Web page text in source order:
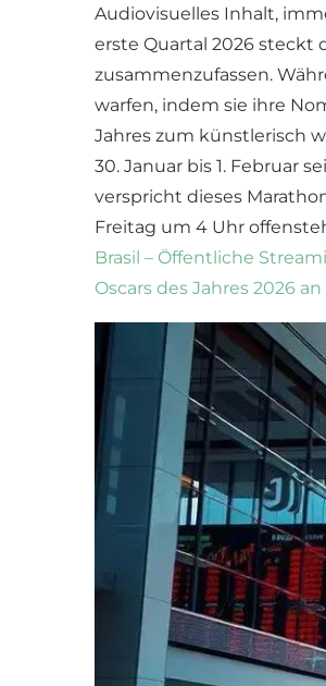
Audiovisuelles Inhalt,
erste Quartal 2026 steckt
zusammenzufassen.
warfen, indem sie ihre
Jahres zum künstlerisch
30. Januar bis 1. Februar
verspricht dieses
Freitag um 4 Uhr
Brasil – Öffentliche
Oscars des Jahres 2026 an